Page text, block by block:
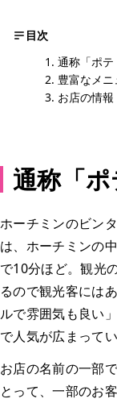
目次
通称「ポテ
豊富なメニ
お店の情報
通称「ポ
ホーチミンのビン
は、ホーチミンの
で10分ほど。観光
るので観光客には
ルで雰囲気も良い
で人気が広まってい
お店の名前の一部
とって、一部のお